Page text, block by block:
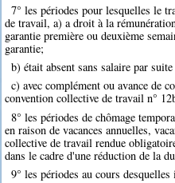
7° les périodes pour lesquelles le
de travail, a) a droit à la
garantie première ou deuxième
garantie;
b) était absent sans salaire par
c) avec complément ou avance de
convention collective de travail n°
8° les périodes de chômage
en raison de vacances annuelles,
collective de travail rendue
dans le cadre d'une réduction de la
9° les périodes au cours